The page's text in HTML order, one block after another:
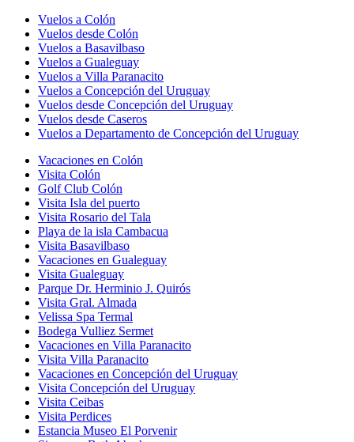
Vuelos a Colón
Vuelos desde Colón
Vuelos a Basavilbaso
Vuelos a Gualeguay
Vuelos a Villa Paranacito
Vuelos a Concepción del Uruguay
Vuelos desde Concepción del Uruguay
Vuelos desde Caseros
Vuelos a Departamento de Concepción del Uruguay
Vacaciones en Colón
Visita Colón
Golf Club Colón
Visita Isla del puerto
Visita Rosario del Tala
Playa de la isla Cambacua
Visita Basavilbaso
Vacaciones en Gualeguay
Visita Gualeguay
Parque Dr. Herminio J. Quirós
Visita Gral. Almada
Velissa Spa Termal
Bodega Vulliez Sermet
Vacaciones en Villa Paranacito
Visita Villa Paranacito
Vacaciones en Concepción del Uruguay
Visita Concepción del Uruguay
Visita Ceibas
Visita Perdices
Estancia Museo El Porvenir